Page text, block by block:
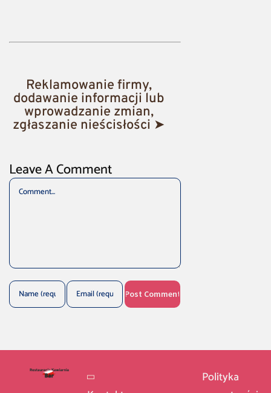
Reklamowanie firmy,
dodawanie informacji lub
wprowadzanie zmian,
zgłaszanie nieścisłości ➤
Leave A Comment
Comment
Polityka